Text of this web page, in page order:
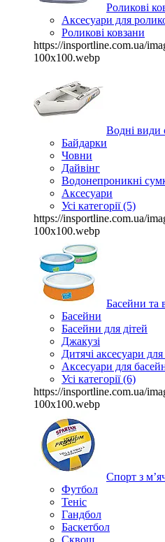
Роликові
Аксесуари для
Роликові ковзани
https://insportline.com.ua/
100x100.webp
Водні види
Байдарки
Човни
Дайвінг
Водонепроникні
Аксесуари
Усі категорії (5)
https://insportline.com.ua/
100x100.webp
Басейни та
Басейни
Басейни для дітей
Джакузі
Дитячі аксесуари
Аксесуари для
Усі категорії (6)
https://insportline.com.ua/
100x100.webp
Спорт з
Футбол
Теніс
Гандбол
Баскетбол
Сквош